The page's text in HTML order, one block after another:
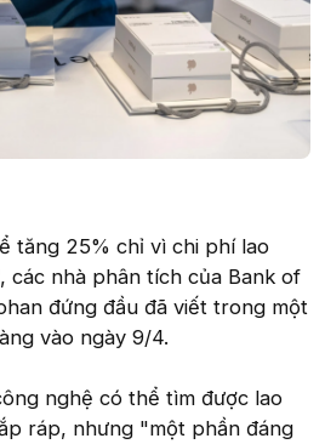
tăng 25% chỉ vì chi phí lao
các nhà phân tích của Bank of
đứng đầu đã viết trong một
vào ngày 9/4.
nghệ có thể tìm được lao
ráp, nhưng "một phần đáng